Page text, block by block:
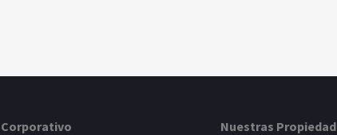
Corporativo
Nuestras